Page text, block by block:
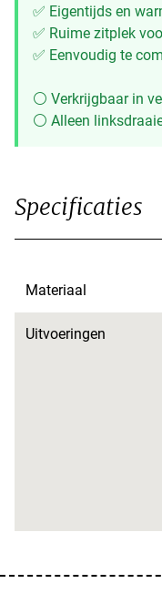
✅ Eigentijds en
✅ Ruime zitplek
✅ Eenvoudig te
⚪ Verkrijgbaar in
⚪ Alleen
Specificaties
Materiaal
Uitvoeringen